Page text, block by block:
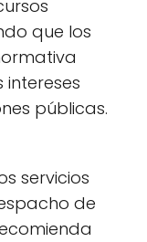
que los
públicas.
servicios
de